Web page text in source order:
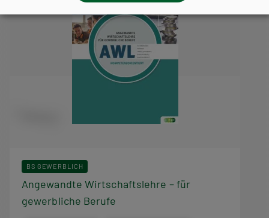
BS GEWERBLICH
Angewandte Wirtschaftslehre – für
gewerbliche Berufe